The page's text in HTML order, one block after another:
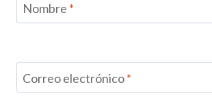
Nombre *
Correo electrónico*